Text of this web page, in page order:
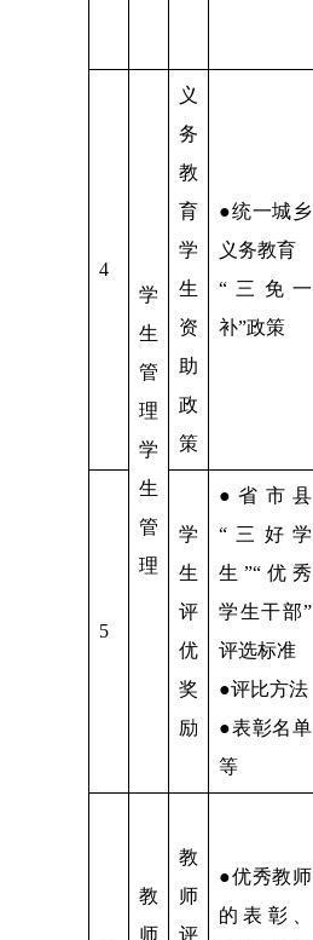
4
学
生
管
理
学
生
管
理
义
务
教
育
学
生
资
助
政
策
●统一城乡
义务教育
“三免一
补”政策
5
学
生
评
优
奖
励
●省市县
“三好学
生”“优秀
学生干部”
评选标准
●评比方法
●表彰名单
等
教
师
教
师
评
●优秀教师
的表彰、